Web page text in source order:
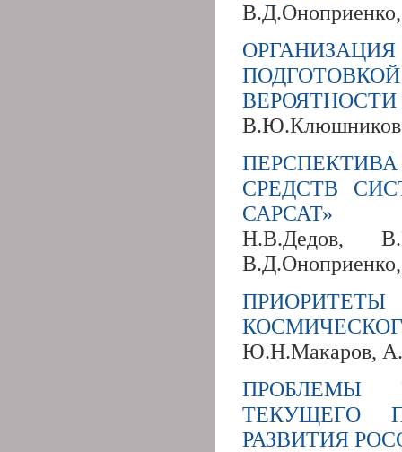
СРЕДСТВ
САРСАТ»
Н.В.Дедов,
Ю.Н.Макаров,
ПРОБЛЕМЫ
ТЕКУЩЕГО
РАЗВИТИЯ